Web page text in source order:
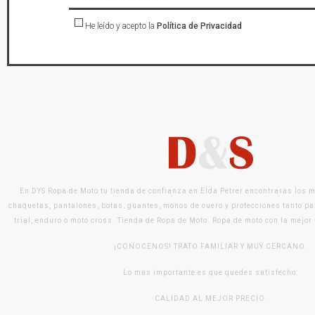
He leído y acepto la Política de Privacidad
En DYS Ropa de Moto tu tienda de confianza en Elda Petrer encontraras los
chaquetas, pantalones, botas, guantes, monos de cuero y protecciones tanto
trial, enduro o moto cross. Tienda de Ropa de Moto. Ropa de moto con la
¡CONOCENOS! TRATO FAMILIAR Y MUY CERCANO.
Lo mas importante es que quedes satisfecho.
CALIDAD AL MEJOR PRECIO.